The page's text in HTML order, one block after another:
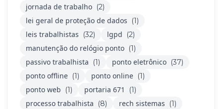
jornada de trabalho (2)
lei geral de proteção de dados (1)
leis trabalhistas (32) lgpd (2)
manutenção do relógio ponto (1)
passivo trabalhista (1) ponto eletrônico (37)
ponto offline (1) ponto online (1)
ponto web (1) portaria 671 (1)
processo trabalhista (8) rech sistemas (1)